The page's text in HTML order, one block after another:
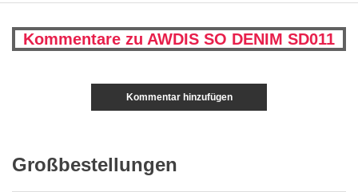
Kommentare zu AWDIS SO DENIM SD011
Kommentar hinzufügen
Großbestellungen